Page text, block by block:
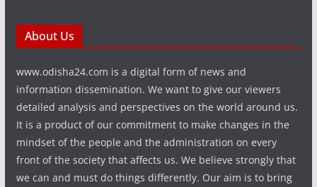
About Us
www.odisha24.com is a digital form of news and
information dissemination. We want to give our viewers
detailed analysis and perspectives on the world around us.
It is a product of our commitment to make changes in the
mindset of the people and the administration on every
front of the society that affects us. We believe strongly that
we can and must do things differently. Our aim is to bring